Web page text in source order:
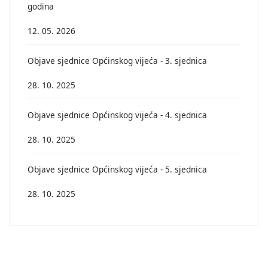
godina
12. 05. 2026
Objave sjednice Općinskog vijeća - 3. sjednica
28. 10. 2025
Objave sjednice Općinskog vijeća - 4. sjednica
28. 10. 2025
Objave sjednice Općinskog vijeća - 5. sjednica
28. 10. 2025